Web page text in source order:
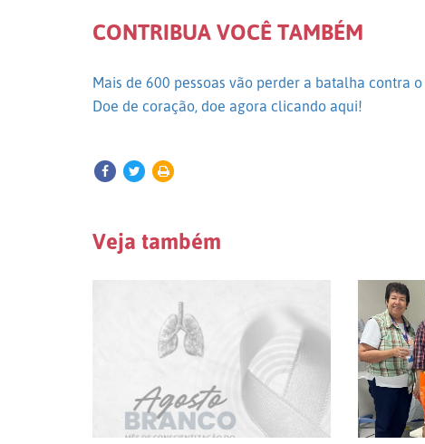
CONTRIBUA VOCÊ TAMBÉM
Mais de 600 pessoas vão perder a batalha contra
Doe de coração, doe agora clicando aqui!
Veja também